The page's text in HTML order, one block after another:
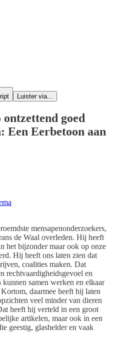
Luister via...
goed
Een Eerbetoon aan
mensapenonderzoekers,
de Waal overleden. Hij heeft
het bijzonder maar ook op onze
Hij heeft ons laten zien dat
coalities maken. Dat
rechtvaardigheidsgevoel en
samen werken en elkaar
daarmee heeft hij laten
veel minder van dieren
heeft hij verteld in een groot
artikelen, maar ook in een
geestig, glashelder en vaak